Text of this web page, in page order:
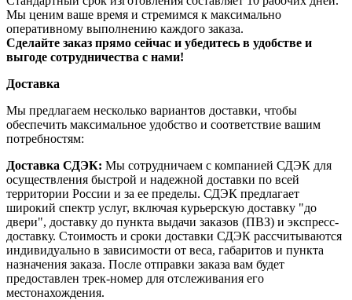
Мы ценим ваше время и стремимся к максимально
оперативному выполнению каждого заказа.
Сделайте заказ прямо сейчас и убедитесь в удобстве и
выгоде сотрудничества с нами!
Доставка
Мы предлагаем несколько вариантов доставки, чтобы
обеспечить максимальное удобство и соответствие вашим
потребностям:
Доставка СДЭК: Мы сотрудничаем с компанией СДЭК для
осуществления быстрой и надежной доставки по всей
территории России и за ее пределы. СДЭК предлагает
широкий спектр услуг, включая курьерскую доставку "до
двери", доставку до пункта выдачи заказов (ПВЗ) и экспресс-
доставку. Стоимость и сроки доставки СДЭК рассчитываются
индивидуально в зависимости от веса, габаритов и пункта
назначения заказа. После отправки заказа вам будет
предоставлен трек-номер для отслеживания его
местонахождения.